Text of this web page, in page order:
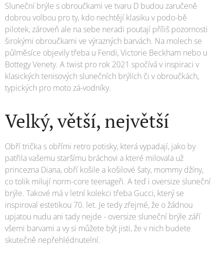
Sluneční brýle s obroučkami ve tvaru D budou zaručeně
dobrou volbou pro ty, kdo nechtějí klasiku v podo-bě
pilotek, zároveň ale na sebe neradi poutají příliš pozornosti
širokými obroučkami ve výrazných barvách. Na molech se
půlměsíce objevily třeba u Fendi, Victorie Beckham nebo u
Bottegy Venety. A twist pro rok 2021 spočívá v inspiraci v
klasických tenisových slunečních brýlích či v obroučkách,
typických pro moto zá-vodníky.
Velký, větší, největší
Obří trička s obřími retro potisky, která vypadají, jako by
patřila vašemu staršímu bráchovi a které milovala už
princezna Diana, obří košile a košilové šaty, mommy džíny,
co tolik milují norm-core teenageři. A teď i oversize sluneční
brýle. Takové má v letní kolekci třeba Gucci, který se
inspiroval estetikou 70. let. Je tedy zřejmé, že o žádnou
upjatou nudu ani tady nejde - oversize sluneční brýle září
všemi barvami a vy si můžete být jisti, že v nich budete
skutečně nepřehlédnutelní.